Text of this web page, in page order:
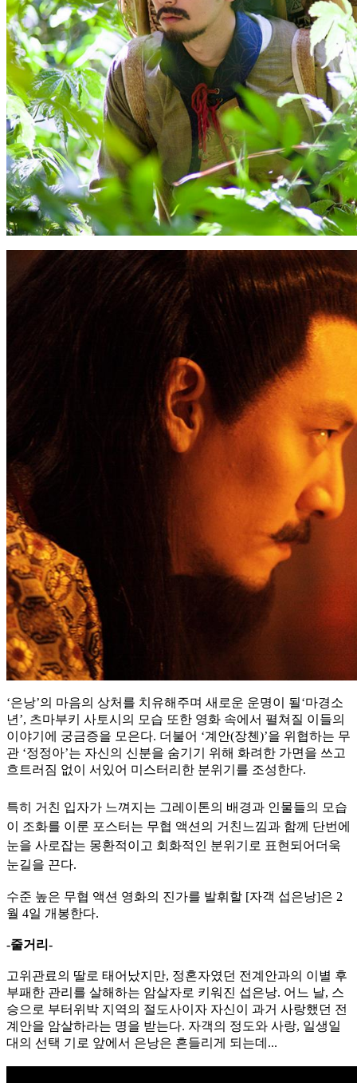
‘은낭’의 마음의 상처를 치유해주며 새로운 운명이 될‘마경소
년’, 츠마부키 사토시의 모습 또한 영화 속에서 펼쳐질 이들의
이야기에 궁금증을 모은다. 더불어 ‘계안(장첸)’을 위협하는 무
관 ‘정정아’는 자신의 신분을 숨기기 위해 화려한 가면을 쓰고
흐트러짐 없이 서있어 미스터리한 분위기를 조성한다.
특히 거친 입자가 느껴지는 그레이톤의 배경과 인물들의 모습
이 조화를 이룬 포스터는 무협 액션의 거친느낌과 함께 단번에
눈을 사로잡는 몽환적이고 회화적인 분위기로 표현되어더욱
눈길을 끈다.
수준 높은 무협 액션 영화의 진가를 발휘할 [자객 섭은낭]은 2
월 4일 개봉한다.
-줄거리-
고위관료의 딸로 태어났지만, 정혼자였던 전계안과의 이별 후
부패한 관리를 살해하는 암살자로 키워진 섭은낭. 어느 날, 스
승으로 부터위박 지역의 절도사이자 자신이 과거 사랑했던 전
계안을 암살하라는 명을 받는다. 자객의 정도와 사랑, 일생일
대의 선택 기로 앞에서 은낭은 흔들리게 되는데...